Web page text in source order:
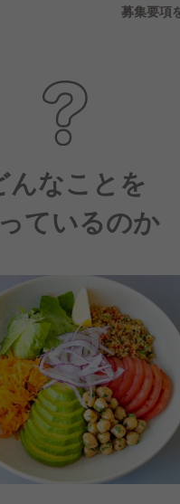
募集要項
んなことを
ているのか